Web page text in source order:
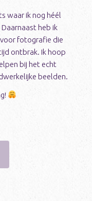
waar ik nog héél
heb ik
fotografie die
ontbrak. Ik hoop
bij het echt
beelden.